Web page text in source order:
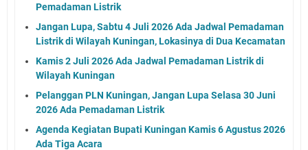
Pemadaman Listrik
Jangan Lupa, Sabtu 4 Juli 2026 Ada Jadwal Pemadaman
Listrik di Wilayah Kuningan, Lokasinya di Dua Kecamatan
Kamis 2 Juli 2026 Ada Jadwal Pemadaman Listrik di
Wilayah Kuningan
Pelanggan PLN Kuningan, Jangan Lupa Selasa 30 Juni
2026 Ada Pemadaman Listrik
Agenda Kegiatan Bupati Kuningan Kamis 6 Agustus 2026
Ada Tiga Acara